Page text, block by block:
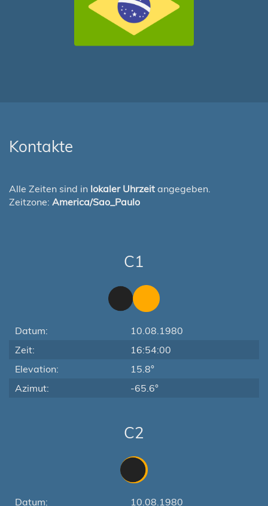
Kontakte
Alle Zeiten sind in lokaler Uhrzeit angegeben.
Zeitzone: America/Sao_Paulo
C1
Datum:
10.08.1980
Zeit:
16:54:00
Elevation:
15.8°
Azimut:
-65.6°
C2
Datum: 10.08.1980